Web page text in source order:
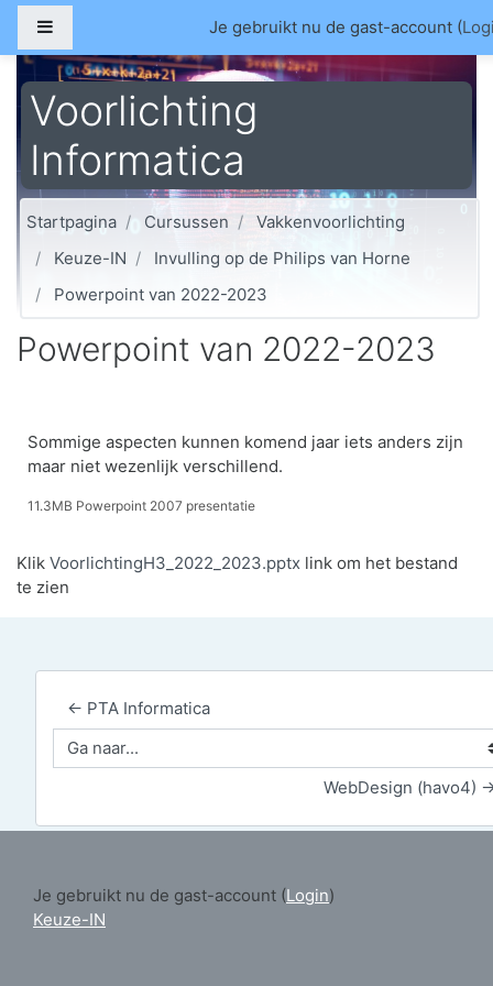
Ga naar hoofdinhoud
Je gebruikt nu de gast-account (
Voorlichting
Informatica
Startpagina Cursussen
Vakkenvoorlichting
Keuze-IN
Invulling op de Philips van Horne
Powerpoint van 2022-2023
Powerpoint van 2022-2023
Sommige aspecten kunnen komend jaar iets anders zijn
maar niet wezenlijk verschillend.
11.3MB Powerpoint 2007 presentatie
Klik VoorlichtingH3_2022_2023.pptx link om het bestand
te zien
← PTA Informatica
Ga naar...
WebDesign (havo4)
Je gebruikt nu de gast-account (Login)
Keuze-IN